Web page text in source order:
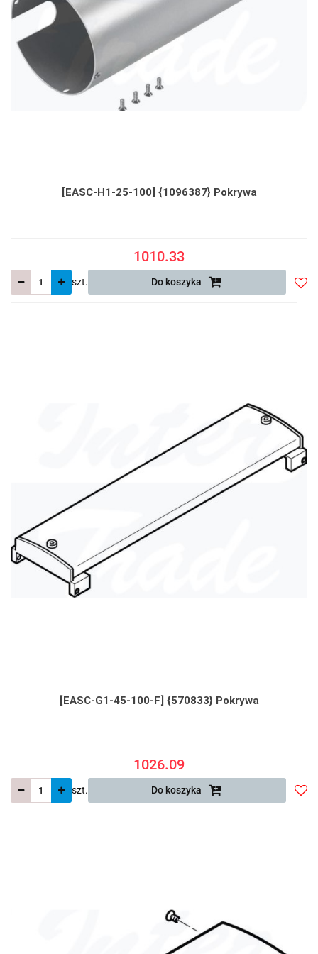
[EASC-H1-25-100] {1096387} Pokrywa
1010.33
szt. Do koszyka
[EASC-G1-45-100-F] {570833} Pokrywa
1026.09
szt. Do koszyka